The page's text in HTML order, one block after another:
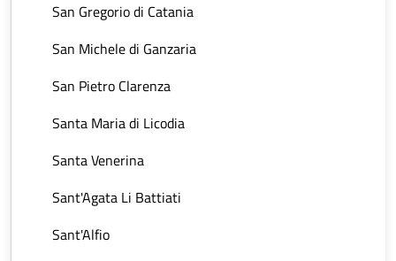
San Gregorio di Catania
San Michele di Ganzaria
San Pietro Clarenza
Santa Maria di Licodia
Santa Venerina
Sant'Agata Li Battiati
Sant'Alfio